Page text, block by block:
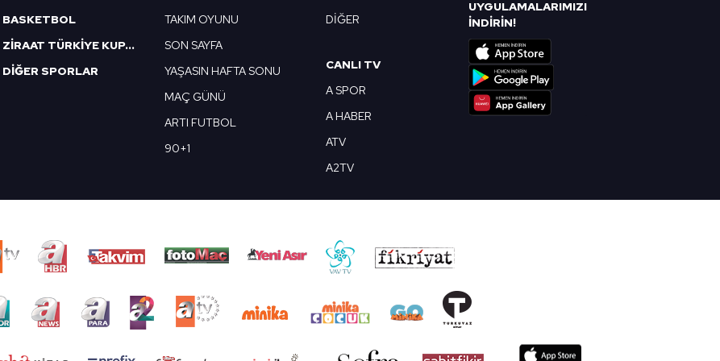
BASKETBOL
ZİRAAT TÜRKİYE KUPASI
DİĞER SPORLAR
TAKIM OYUNU
SON SAYFA
YAŞASIN HAFTA SONU
MAÇ GÜNÜ
ARTI FUTBOL
90+1
DİĞER
CANLI TV
A SPOR
A HABER
ATV
A2TV
UYGULAMALARIMIZI
İNDİRİN!